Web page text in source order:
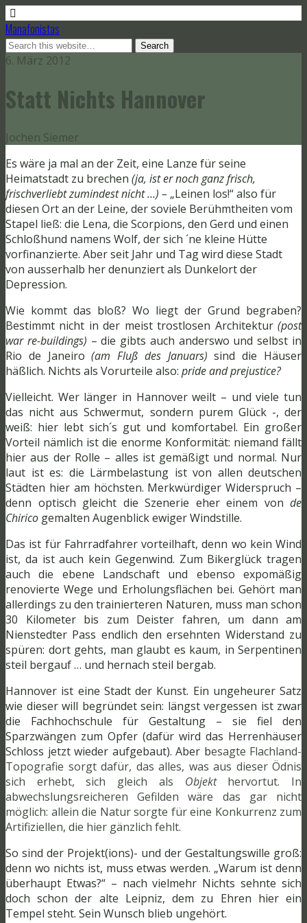
Manafonistas
6. März 2012
Statt Nichts Hannover
Jochen Siemer
Es wäre ja mal an der Zeit, eine Lanze für seine
Heimatstadt zu brechen (ja, ist er noch ganz frisch,
frischverliebt zumindest nicht …) – „Leinen los!“ also für
diesen Ort an der Leine, der soviele Berühmtheiten vom
Stapel ließ: die Lena, die Scorpions, den Gerd und einen
Schloßhund namens Wolf, der sich ´ne kleine Hütte
vorfinanzierte. Aber seit Jahr und Tag wird diese Stadt
von ausserhalb her denunziert als Dunkelort der
Depression.
Wie kommt das bloß? Wo liegt der Grund begraben?
Bestimmt nicht in der meist trostlosen Architektur (post
war re-buildings) – die gibts auch anderswo und selbst in
Rio de Janeiro(am Fluß des Januars) sind die Häuser
häßlich. Nichts als Vorurteile also: pride and prejustice?
Vielleicht. Wer länger in Hannover weilt – und viele tun
das nicht aus Schwermut, sondern purem Glück -, der
weiß: hier lebt sich´s gut und komfortabel. Ein großer
Vorteil nämlich ist die enorme Konformität: niemand fällt
hier aus der Rolle – alles ist gemäßigt und normal. Nur
laut ist es: die Lärmbelastung ist von allen deutschen
Städten hier am höchsten. Merkwürdiger Widerspruch –
denn optisch gleicht die Szenerie eher einem von de
Chirico gemalten Augenblick ewiger Windstille.
Das ist für Fahrradfahrer vorteilhaft, denn wo kein Wind
ist, da ist auch kein Gegenwind. Zum Bikerglück tragen
auch die ebene Landschaft und ebenso expomäßig
renovierte Wege und Erholungsflächen bei. Gehört man
allerdings zu den trainierteren Naturen, muss man schon
30 Kilometer bis zum Deister fahren, um dann am
Nienstedter Pass endlich den ersehnten Widerstand zu
spüren: dort gehts, man glaubt es kaum, in Serpentinen
steil bergauf … und hernach steil bergab.
Hannover ist eine Stadt der Kunst. Ein ungeheurer Satz
wie dieser will begründet sein: längst vergessen ist zwar
die Fachhochschule für Gestaltung – sie fiel den
Sparzwängen zum Opfer (dafür wird das Herrenhäuser
Schloss jetzt wieder aufgebaut). Aber besagte Flachland-
Topografie sorgt dafür, das alles, was aus dieser Ödnis
sich erhebt, sich gleich als Objekthervortut. In
abwechslungsreicheren Gefilden wäre das gar nicht
möglich: allein die Natur sorgte für eine Konkurrenz zum
Artifiziellen, die hier gänzlich fehlt.
So sind der Projekt(ions)- und der Gestaltungswille groß:
denn wo nichts ist, muss etwas werden. „Warum ist denn
überhaupt Etwas?“ – nach vielmehr Nichts sehnte sich
doch schon der alte Leipniz, dem zu Ehren hier ein
Tempel steht. Sein Wunsch blieb ungehört.